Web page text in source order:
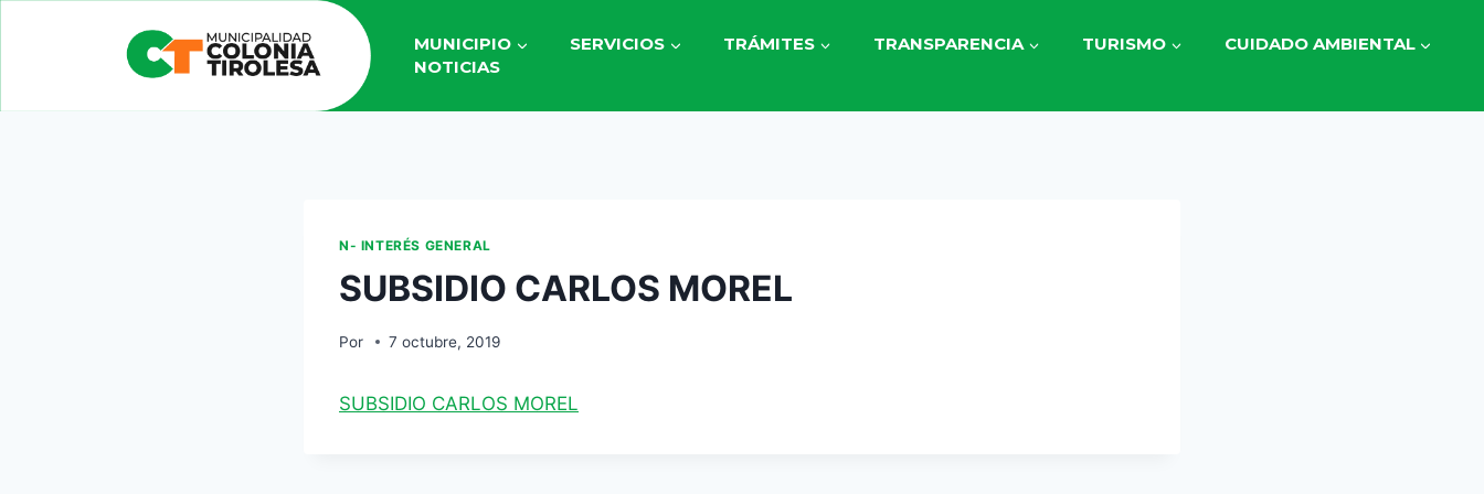
MUNICIPIO SERVICIOS TRÁMITES TRANSPARENCIA TURISMO
CUIDADO AMBIENTAL
NOTICIAS
N- INTERÉS GENERAL
SUBSIDIO CARLOS MOREL
Por 7 octubre, 2019
SUBSIDIO CARLOS MOREL